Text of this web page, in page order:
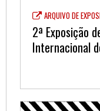
ARQUIVO DE
2ª Exposição
Internacional